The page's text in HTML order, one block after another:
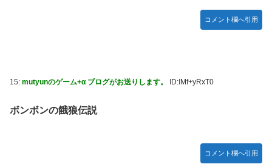
コメント欄へ引用
15: mutyunのゲーム+α ブログがお送りします。 ID:IMf+yRxT0
ボンボンの餓狼伝説
コメント欄へ引用